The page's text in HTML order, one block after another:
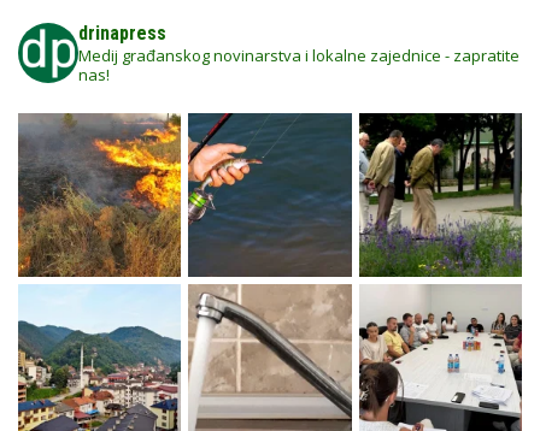
drinapress
Medij građanskog novinarstva i lokalne zajednice - zapratite
nas!